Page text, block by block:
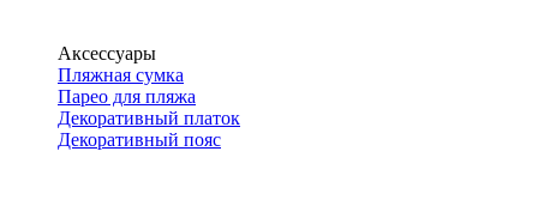
Аксессуары
Пляжная сумка
Парео для пляжа
Декоративный платок
Декоративный пояс